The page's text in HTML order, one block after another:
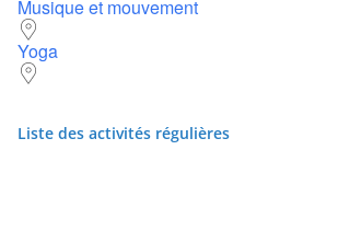
Musique et mouvement
Yoga
Liste des activités régulières